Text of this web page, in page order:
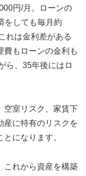
円/月。ローンの
をしても毎月約
れは金利差がある
費もローンの金利も
ら、35年後にはロ
空室リスク、家賃下
産に特有のリスクを
になります。
これから資産を構築